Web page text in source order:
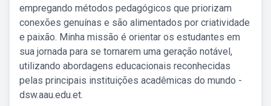
empregando métodos pedagógicos que priorizam
conexões genuínas e são alimentados por criatividade
e paixão. Minha missão é orientar os estudantes em
sua jornada para se tornarem uma geração notável,
utilizando abordagens educacionais reconhecidas
pelas principais instituições acadêmicas do mundo -
dsw.aau.edu.et.